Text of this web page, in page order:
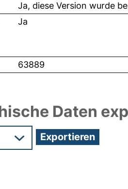
Ja, diese Version wurde
Ja
63889
Daten